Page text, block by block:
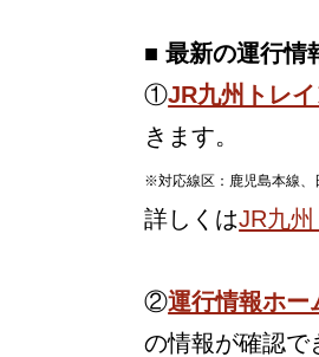
■ 最新の運行情
①JR九州トレ
きます。
※対応線区：鹿児島本線、
詳しくはJR九
②運行情報ホー
の情報が確認で